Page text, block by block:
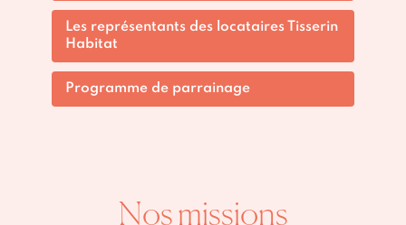
Les représentants des locataires Tisserin
Habitat
Programme de parrainage
Nos missions